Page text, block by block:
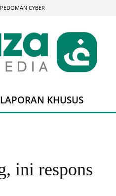
PEDOMAN CYBER
LAPORAN KHUSUS
ini respons